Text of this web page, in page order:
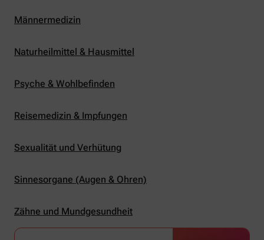
Männermedizin
Naturheilmittel & Hausmittel
Psyche & Wohlbefinden
Reisemedizin & Impfungen
Sexualität und Verhütung
Sinnesorgane (Augen & Ohren)
Zähne und Mundgesundheit